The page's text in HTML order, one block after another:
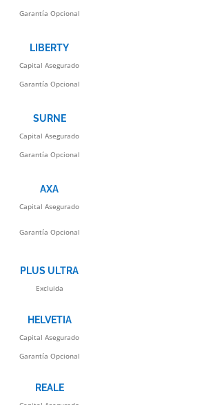
Garantía Opcional
LIBERTY
Capital Asegurado
Garantía Opcional
SURNE
Capital Asegurado
Garantía Opcional
AXA
Capital Asegurado
Garantía Opcional
PLUS ULTRA
Excluida
HELVETIA
Capital Asegurado
Garantía Opcional
REALE